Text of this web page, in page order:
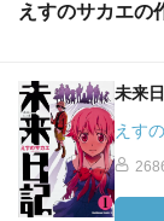
えすのサカエの
未来
えす